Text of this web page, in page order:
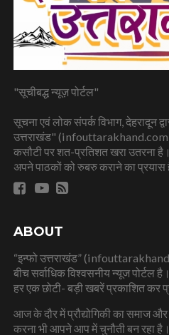
"सूचीबद्ध न्यूज़ पोर्टल"
सूचना एवं लोक संपर्क विभाग, देहरादून
उत्तराखंड" (infouttarakhand.com)
कसौटी पर शत-प्रतिशत खरा उतरना
अपने पाठकों को रुबरु कराने का प्रयास
ABOUT
“इन्फो उत्तराखंड”
बीच सर्वाधिक विश्वसनीय न्यूज
हर एक छोटी- बड़ी खबरें प्रकाशित कर
आज के दौर में प्रौद्योगिकी का समाज
करना भी आपने आप में चुनौती बन रहा